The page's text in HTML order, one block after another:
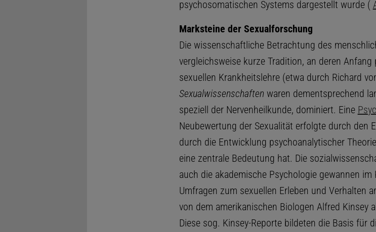
psychosomatischen Systems dargestellt wurde (
Marksteine der Sexualforschung
Die wissenschaftliche Betrachtung des
vergleichsweise kurze Tradition, an deren
sexuellen Krankheitslehre (etwa durch Richard
Sexualwissenschaften waren dementsprechend
speziell der Nervenheilkunde, dominiert. Eine
Neubewertung der Sexualität erfolgte durch den
durch die Entwicklung psychoanalytischer
eine zentrale Bedeutung hat. Die
auch die akademische Psychologie gewannen
Umfragen zum sexuellen Erleben und Verhalten
von dem amerikanischen Biologen Alfred Kinsey
Diese sog. Kinsey-Reporte bildeten die Basis für